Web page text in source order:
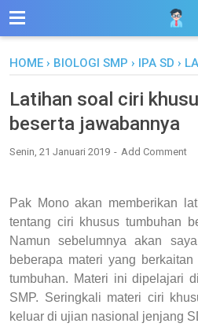
HOME › BIOLOGI SMP › IPA SD ›
Latihan soal ciri
beserta jawabannya
Senin, 21 Januari 2019 Add Comment
Pak Mono akan memberikan
tentang ciri khusus tumbuhan
Namun sebelumnya akan
beberapa materi yang
tumbuhan. Materi ini dipelajari
SMP. Seringkali materi ciri
keluar di ujian nasional jenjang